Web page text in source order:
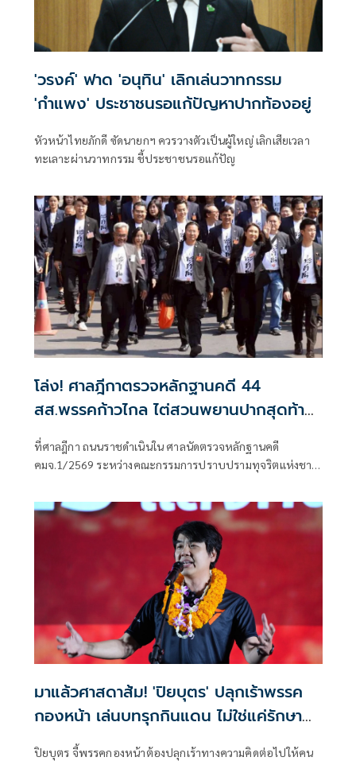
'วรงค์' ฟาด 'อนุทิน' เลิกเล่นวาทกรรม
'กำแพง' ประชาชนรอแก้ปัญหาปากท้องอยู่
หัวหน้าไทยภักดี ซัดนายกฯ ควรวางตัวเป็นผู้ใหญ่ เลิกเสียเวลา
ทะเลาะผ่านวาทกรรม ชี้ประชาชนรอแก้ปัญ
โล่ง! ศาลฎีกาตรวจหลักฐานคดี 44
สส.พรรคก้าวไกล ไต่สวนพยานปากสุดท้าย
18 พ.ค.ปีหน้าก่อนนัดตัดสิน
ที่ศาลฎีกา ถนนราชดำเนินใน ศาลนัดตรวจหลักฐานคดี
คมจ.1/2569 ระหว่างคณะกรรมการปราบปรามทุจริตแห่งชาติ
มาแล้วศาสดาส้ม! 'ปิยบุตร' ปลุกเร้าพรรค
กองหน้า เล่นบทรุกกินแดน ไม่ใช่แค่รักษา
ฐานที่มั่น
ปิยบุตร จี้พรรคกองหน้าต้องปลุกเร้าทางความคิดต่อไปให้คน